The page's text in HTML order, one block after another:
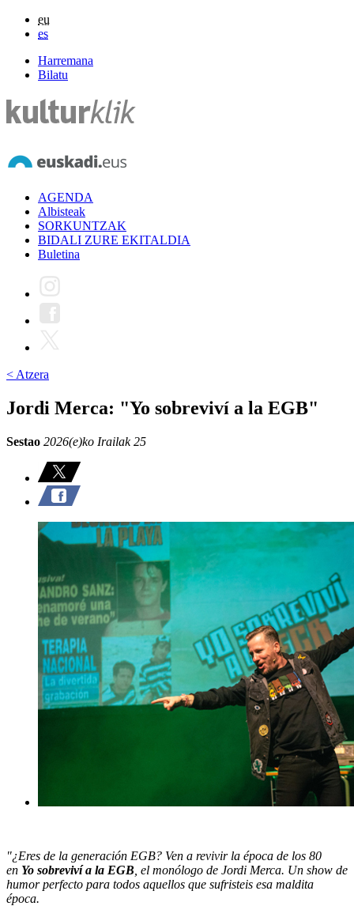
eu
es
Harremana
Bilatu
AGENDA
Albisteak
SORKUNTZAK
BIDALI ZURE EKITALDIA
Buletina
< Atzera
Jordi Merca: "Yo sobreviví a la EGB"
Sestao 2026(e)ko Irailak 25
"¿Eres de la generación EGB? Ven a revivir la época de los 80
en Yo sobreviví a la EGB , el monólogo de Jordi Merca. Un show de
humor perfecto para todos aquellos que sufristeis esa maldita
época.